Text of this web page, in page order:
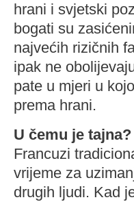
hrani i svjetski
bogati su
najvećih rizičnih
ipak ne
pate u mjeri u
prema hrani.
U čemu je tajna?
Francuzi
vrijeme za
drugih ljudi. Kad